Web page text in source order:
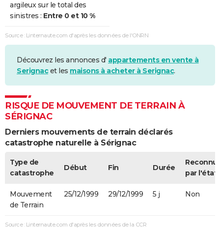
argileux sur le total des
sinistres : Entre 0 et 10 %
Source : Linternaute.com d'après les données de l'ONRN
Découvrez les annonces d' appartements en vente à
Serignacet les maisons à acheter à Serignac.
RISQUE DE MOUVEMENT DE TERRAIN À
SÉRIGNAC
Derniers mouvements de terrain déclarés
catastrophe naturelle à Sérignac
Type de
catastrophe
Début Fin Durée
par l'état
Mouvement
de Terrain
25/12/1999 29/12/1999 5 j Non
Source : Linternaute.com d'après les données de la CCR